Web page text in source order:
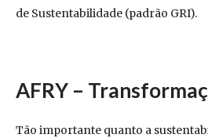
de Sustentabilidade (padrão GRI).
AFRY –
Tão importante quanto a